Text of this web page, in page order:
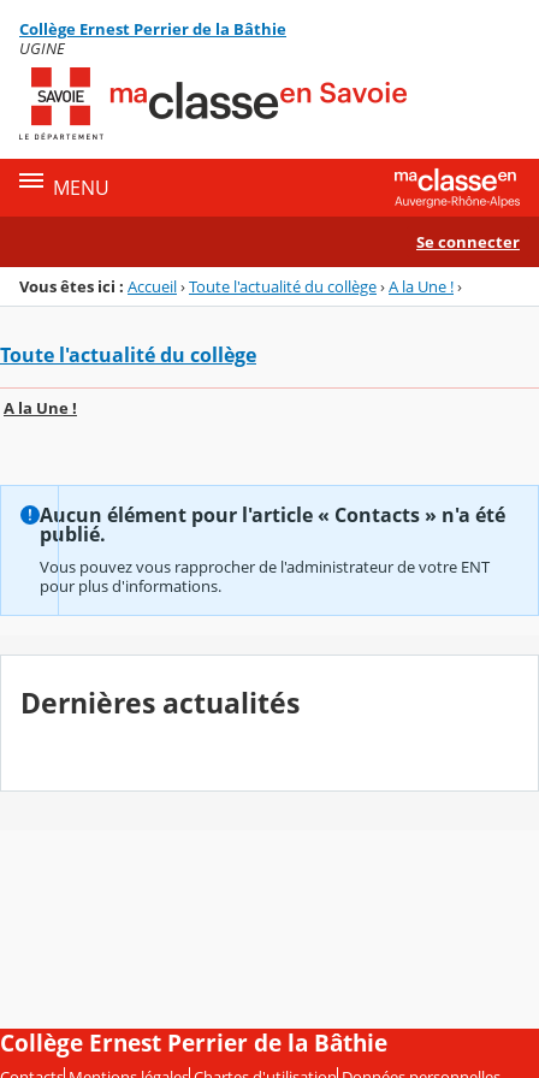
Menu de la rubrique
Contenu
Collège Ernest Perrier de la Bâthie
UGINE
MENU
Se connecter
Vous êtes ici : Accueil›Toute l'actualité du collège›A la Une !›
Toute l'actualité du collège
A la Une !
Aucun élément pour l'article « Contacts » n'a été
publié.
Vous pouvez vous rapprocher de l'administrateur de votre ENT
pour plus d'informations.
Dernières actualités
Collège Ernest Perrier de la Bâthie